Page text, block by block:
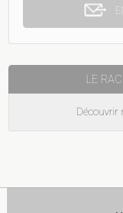
LE
Découvrir